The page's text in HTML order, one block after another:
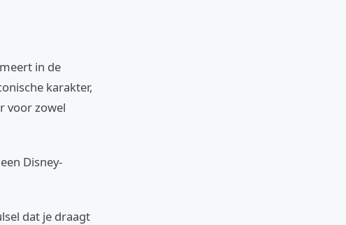
in de
karakter,
voor zowel
Disney-
dat je draagt